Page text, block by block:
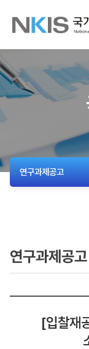
NKIS
국
가
정
구연구과제공고
연구과제공고
[입찰재